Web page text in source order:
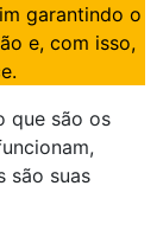
garantindo o
e, com isso,
que são os
são suas